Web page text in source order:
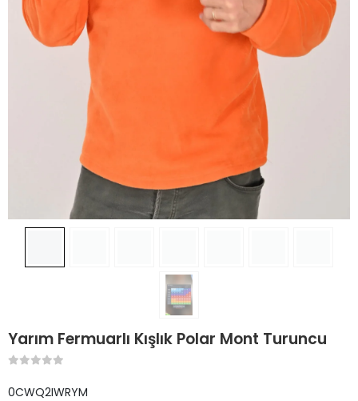
Yarım Fermuarlı Kışlık Polar Mont Turuncu
0CWQ2IWRYM